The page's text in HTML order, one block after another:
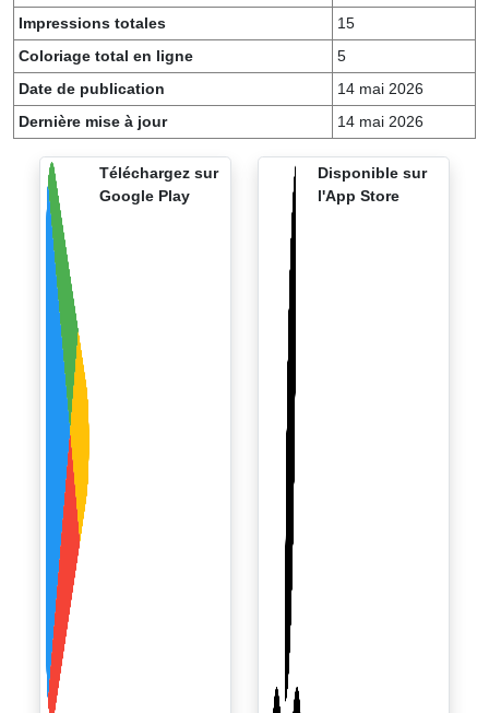
Impressions totales
15
Coloriage total en ligne
5
Date de publication
14 mai 2026
Dernière mise à jour
14 mai 2026
Téléchargez sur
Google Play
Disponible sur
l'App Store